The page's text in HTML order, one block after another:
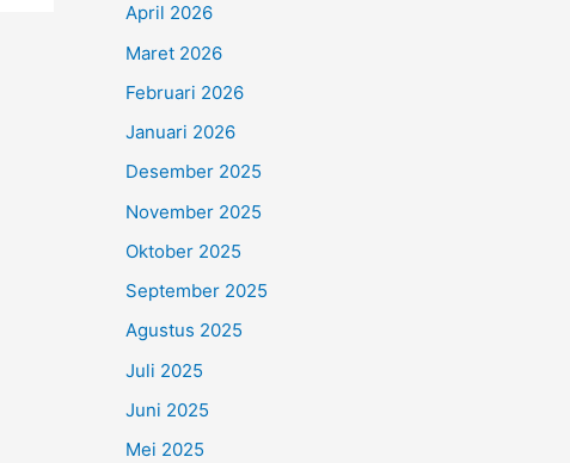
April 2026
Maret 2026
Februari 2026
Januari 2026
Desember 2025
November 2025
Oktober 2025
September 2025
Agustus 2025
Juli 2025
Juni 2025
Mei 2025